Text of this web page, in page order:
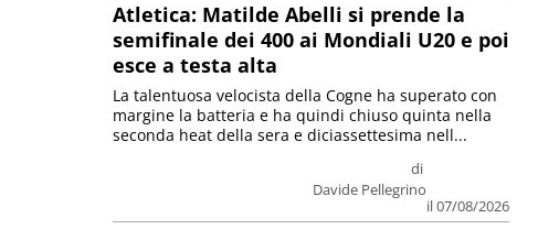
Atletica: Matilde Abelli si prende la
semifinale dei 400 ai Mondiali U20 e poi
esce a testa alta
di
Davide Pellegrino
il 07/08/2026
La talentuosa velocista della Cogne ha superato con
margine la batteria e ha quindi chiuso quinta nella
seconda heat della sera e diciassettesima nell...